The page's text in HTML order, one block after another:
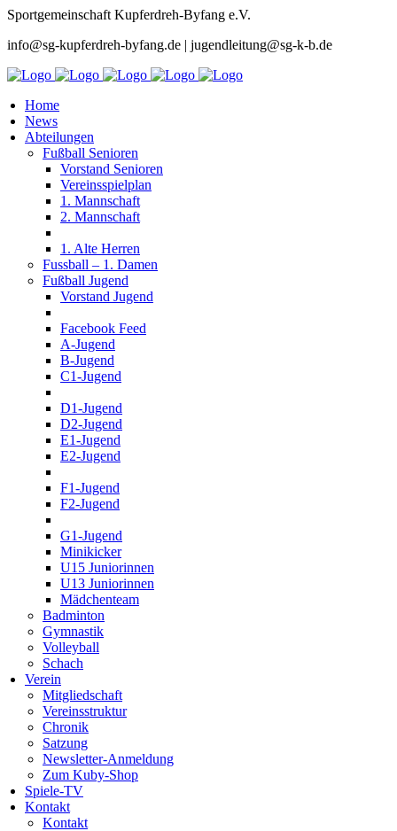
Sportgemeinschaft Kupferdreh-Byfang e.V.
info@sg-kupferdreh-byfang.de | jugendleitung@sg-k-b.de
Home
News
Abteilungen
Fußball Senioren
Vorstand Senioren
Vereinsspielplan
1. Mannschaft
2. Mannschaft
1. Alte Herren
Fussball – 1. Damen
Fußball Jugend
Vorstand Jugend
Facebook Feed
A-Jugend
B-Jugend
C1-Jugend
D1-Jugend
D2-Jugend
E1-Jugend
E2-Jugend
F1-Jugend
F2-Jugend
G1-Jugend
Minikicker
U15 Juniorinnen
U13 Juniorinnen
Mädchenteam
Badminton
Gymnastik
Volleyball
Schach
Verein
Mitgliedschaft
Vereinsstruktur
Chronik
Satzung
Newsletter-Anmeldung
Zum Kuby-Shop
Spiele-TV
Kontakt
Kontakt